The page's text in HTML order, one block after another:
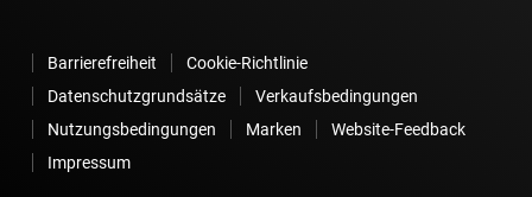
Barrierefreiheit
Cookie-Richtlinie
Datenschutzgrundsätze
Verkaufsbedingungen
Nutzungsbedingungen
Marken
Website-Feedback
Impressum